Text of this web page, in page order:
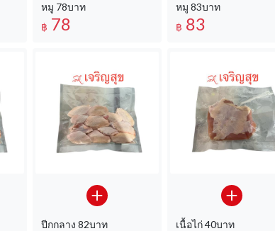
หมู 78บาท
฿ 78
หมู 83บาท
฿ 83
ปีกกลาง 82บาท เนื้อไก่ 40บาท